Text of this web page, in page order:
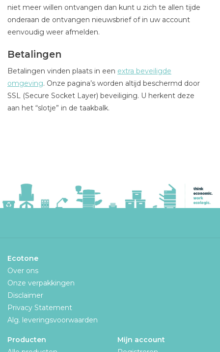
niet meer willen ontvangen dan kunt u zich te allen tijde
onderaan de ontvangen nieuwsbrief of in uw account
eenvoudig weer afmelden.
Betalingen
Betalingen vinden plaats in een extra beveiligde
omgeving. Onze pagina’s worden altijd beschermd door
SSL (Secure Socket Layer) beveiliging. U herkent deze
aan het “slotje” in de taakbalk.
Ecotone
Over ons
Onze verpakkingen
Disclaimer
Privacy Statement
Alg. leveringsvoorwaarden
Producten
Mijn account